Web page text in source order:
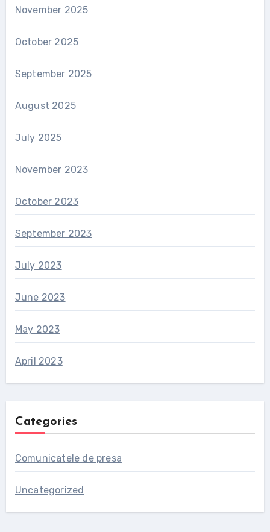
November 2025
October 2025
September 2025
August 2025
July 2025
November 2023
October 2023
September 2023
July 2023
June 2023
May 2023
April 2023
Categories
Comunicatele de presa
Uncategorized